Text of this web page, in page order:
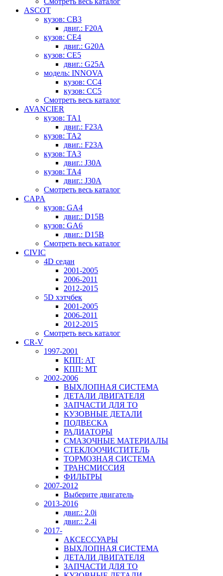
ASCOT
кузов: CB3
двиг.: F20A
кузов: CE4
двиг.: G20A
кузов: CE5
двиг.: G25A
модель: INNOVA
кузов: CC4
кузов: CC5
Смотреть весь каталог
AVANCIER
кузов: TA1
двиг.: F23A
кузов: TA2
двиг.: F23A
кузов: TA3
двиг.: J30A
кузов: TA4
двиг.: J30A
Смотреть весь каталог
CAPA
кузов: GA4
двиг.: D15B
кузов: GA6
двиг.: D15B
Смотреть весь каталог
CIVIC
4D седан
2001-2005
2006-2011
2012-2015
5D хэтчбек
2001-2005
2006-2011
2012-2015
Смотреть весь каталог
CR-V
1997-2001
КПП: AT
КПП: MT
2002-2006
ВЫХЛОПНАЯ СИСТЕМА
ДЕТАЛИ ДВИГАТЕЛЯ
ЗАПЧАСТИ ДЛЯ ТО
КУЗОВНЫЕ ДЕТАЛИ
ПОДВЕСКА
РАДИАТОРЫ
СМАЗОЧНЫЕ МАТЕРИАЛЫ
СТЕКЛООЧИСТИТЕЛЬ
ТОРМОЗНАЯ СИСТЕМА
ТРАНСМИССИЯ
ФИЛЬТРЫ
2007-2012
Выберите двигатель
2013-2016
двиг.: 2.0i
двиг.: 2.4i
2017-
АКСЕССУАРЫ
ВЫХЛОПНАЯ СИСТЕМА
ДЕТАЛИ ДВИГАТЕЛЯ
ЗАПЧАСТИ ДЛЯ ТО